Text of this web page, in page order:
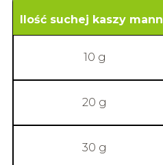
Ilość suchej kaszy
10 g
20 g
30 g